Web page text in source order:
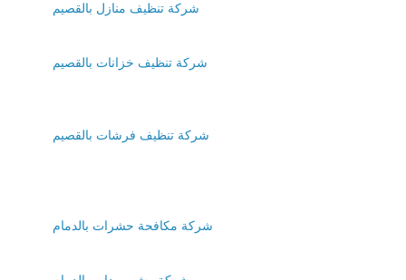
شركة تنظيف منازل بالقصيم
شركة تنظيف خزانات بالقصيم
شركة تنظيف فرشات بالقصيم
شركة مكافحة حشرات بالدمام